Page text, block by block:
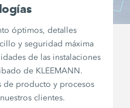
óptimos, detalles
y seguridad máxima
de las instalaciones
de KLEEMANN.
de producto y procesos
clientes.